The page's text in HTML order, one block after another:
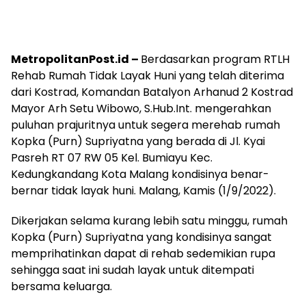
MetropolitanPost.id – Berdasarkan program RTLH
Rehab Rumah Tidak Layak Huni yang telah diterima
dari Kostrad, Komandan Batalyon Arhanud 2 Kostrad
Mayor Arh Setu Wibowo, S.Hub.Int. mengerahkan
puluhan prajuritnya untuk segera merehab rumah
Kopka (Purn) Supriyatna yang berada di Jl. Kyai
Pasreh RT 07 RW 05 Kel. Bumiayu Kec.
Kedungkandang Kota Malang kondisinya benar-
bernar tidak layak huni. Malang, Kamis (1/9/2022).
Dikerjakan selama kurang lebih satu minggu, rumah
Kopka (Purn) Supriyatna yang kondisinya sangat
memprihatinkan dapat di rehab sedemikian rupa
sehingga saat ini sudah layak untuk ditempati
bersama keluarga.